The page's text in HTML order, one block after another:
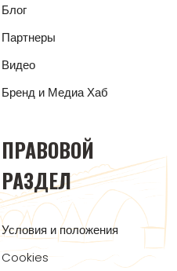
Блог
Партнеры
Видео
Бренд и Медиа Хаб
ПРАВОВОЙ
РАЗДЕЛ
Условия и положения
Cookies